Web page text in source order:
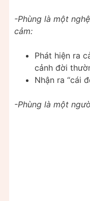
-Phùng là một
cảm:
Phát hiện ra
cảnh đời
Nhận ra “cái
-Phùng là một